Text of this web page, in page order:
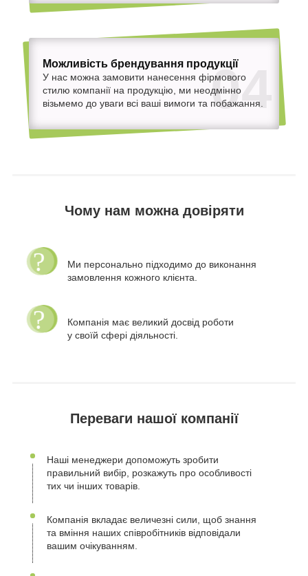
04
Можливість брендування продукції
У нас можна замовити нанесення фірмового
стилю компанії на продукцію, ми неодмінно
візьмемо до уваги всі ваші вимоги та побажання.
Чому нам можна довіряти
Ми персонально підходимо до виконання
замовлення кожного клієнта.
Компанія має великий досвід роботи
у своїй сфері діяльності.
Переваги нашої компанії
Наші менеджери допоможуть зробити
правильний вибір, розкажуть про особливості
тих чи інших товарів.
Компанія вкладає величезні сили, щоб знання
та вміння наших співробітників відповідали
вашим очікуванням.